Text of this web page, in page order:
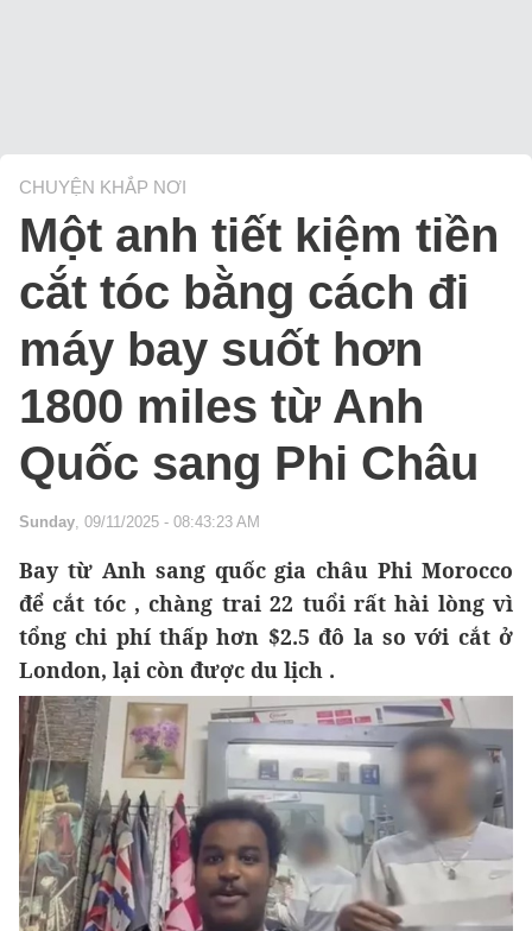
CHUYỆN KHẮP NƠI
Một anh tiết kiệm tiền
cắt tóc bằng cách đi
máy bay suốt hơn
1800 miles từ Anh
Quốc sang Phi Châu
Sunday, 09/11/2025 - 08:43:23 AM
Bay từ Anh sang quốc gia châu Phi Morocco
để cắt tóc , chàng trai 22 tuổi rất hài lòng vì
tổng chi phí thấp hơn $2.5 đô la so với cắt ở
London, lại còn được du lịch .